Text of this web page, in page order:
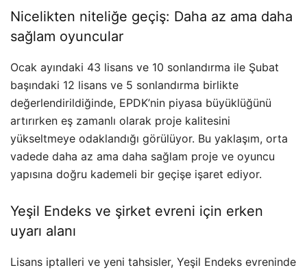
Nicelikten niteliğe geçiş: Daha az ama daha
sağlam oyuncular
Ocak ayındaki 43 lisans ve 10 sonlandırma ile Şubat
başındaki 12 lisans ve 5 sonlandırma birlikte
değerlendirildiğinde, EPDK’nin piyasa büyüklüğünü
artırırken eş zamanlı olarak proje kalitesini
yükseltmeye odaklandığı görülüyor. Bu yaklaşım, orta
vadede daha az ama daha sağlam proje ve oyuncu
yapısına doğru kademeli bir geçişe işaret ediyor.
Yeşil Endeks ve şirket evreni için erken
uyarı alanı
Lisans iptalleri ve yeni tahsisler, Yeşil Endeks evreninde